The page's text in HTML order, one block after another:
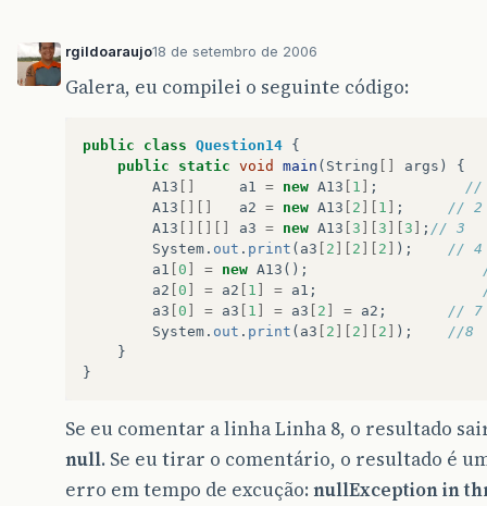
rgildoaraujo18 de setembro de 2006
Galera, eu compilei o seguinte código:
public class Question14 {
public
static void main ( String args )
{
A13
a1 = new A13 1 ;
//
A13
a2 = new A13 2 1 ;
// 2
A13
a3 = new A13 3 3 3 ; // 3
System . out . print ( a3 2 2 2 );
// 4
a1 0 = new A13 ();
a2 0 = a2 1 = a1 ;
a3 0 = a3 1 = a3 2 = a2 ;
// 7
System . out . print ( a3 2 2 2 );
//8
}
}
Se eu comentar a linha Linha 8, o resultado
null. Se eu tirar o comentário, o resultado é
erro em tempo de excução: nullException in